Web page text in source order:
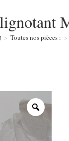
> Toutes nos pièces : >